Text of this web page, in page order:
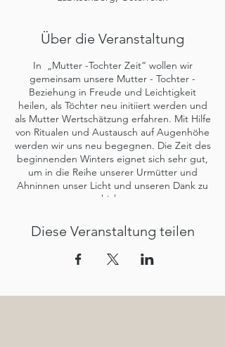
Über die Veranstaltung
In „Mutter -Tochter Zeit“ wollen wir
gemeinsam unsere Mutter - Tochter -
Beziehung in Freude und Leichtigkeit
heilen, als Töchter neu initiiert werden und
als Mutter Wertschätzung erfahren. Mit Hilfe
von Ritualen und Austausch auf Augenhöhe
werden wir uns neu begegnen. Die Zeit des
beginnenden Winters eignet sich sehr gut,
um in die Reihe unserer Urmütter und
Ahninnen unser Licht und unseren Dank zu
schicken.
deine Bereitschaft, es für möglich zu halten,
dass etwas in Leichtigkeit NEU werden darf
:)
Altersuntergrenze: Töchter nach der
Diese Veranstaltung teilen